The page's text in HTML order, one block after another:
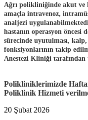
Ağrı polikliniğinde akut
amaçla intravenoz,
analjezi
hastanın operasyon
sürecinde uyutulması,
fonksiyonlarının takip
Anestezi Kliniği
Polikliniklerimizde
Poliklinik Hizmeti
20 Şubat 2026